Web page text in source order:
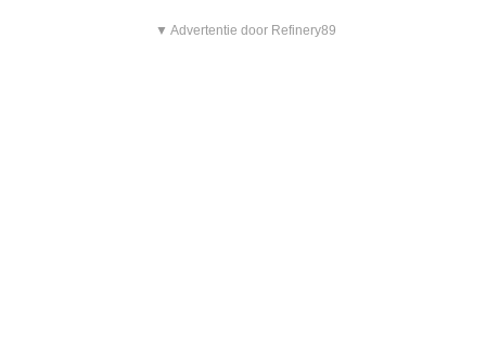
▼ Advertentie door Refinery89